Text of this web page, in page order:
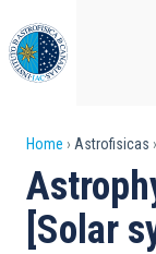
to
main
content
Home Astrofisicas
[Solar